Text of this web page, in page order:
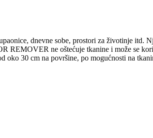
dnevne sobe, prostori za životinje itd.
ne oštećuje tkanine i može se
30 cm na površine, po mogućnosti na